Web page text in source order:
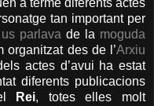
a terme diferents actes
tan important per
us parlava de la moguda
des de l’Arxiu
actes d’avui ha estat
diferents publicacions
Rei, totes elles molt